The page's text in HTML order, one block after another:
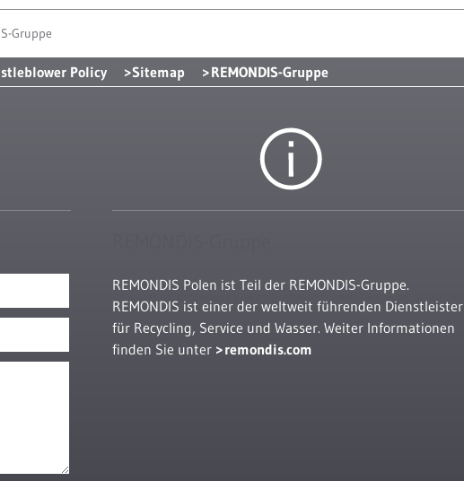
Gruppe
Policy Sitemap REMONDIS-Gruppe
REMONDIS Polen ist Teil der REMONDIS-Gruppe.
REMONDIS ist einer der weltweit führenden Dienstleister
für Recycling, Service und Wasser. Weiter Informationen
finden Sie unter
remondis.com